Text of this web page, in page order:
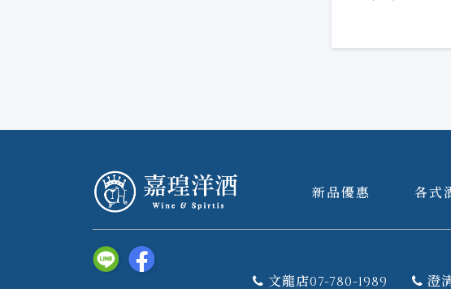
新品優惠 各式
文龍店07-780-1989 澄